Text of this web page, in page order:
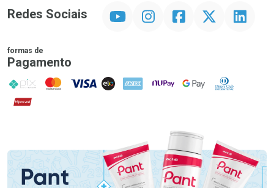
Redes Sociais InstagramFacebookTwitter Linkedin
formas de
Pagamento
PIX MasterCard
VISA ELO AMEX NuPay Google PayDiners Club
Hipercard